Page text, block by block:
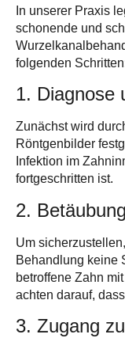
In unserer Praxis
schonende und
folgenden
1. Diagnose
Zunächst wird
Röntgenbilder
Infektion im
fortgeschritten ist.
2. Betäubung
Um
Behandlung keine
betroffene Zahn
achten darauf,
3. Zugang